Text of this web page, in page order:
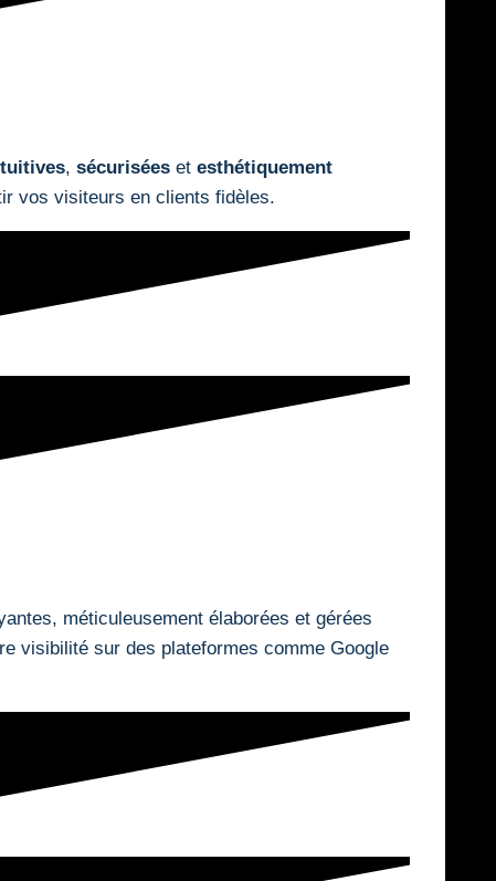
, sécurisées et esthétiquement
vos visiteurs en clients fidèles.
méticuleusement élaborées et gérées
visibilité sur des plateformes comme Google